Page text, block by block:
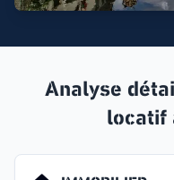
Analyse
locatif